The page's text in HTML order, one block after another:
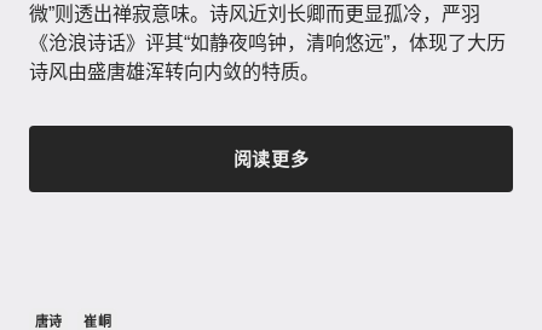
微”则透出禅寂意味。诗风近刘长卿而更显孤冷，严羽
《沧浪诗话》评其“如静夜鸣钟，清响悠远”，体现了大历
诗风由盛唐雄浑转向内敛的特质。
阅读更多
唐诗 崔峒